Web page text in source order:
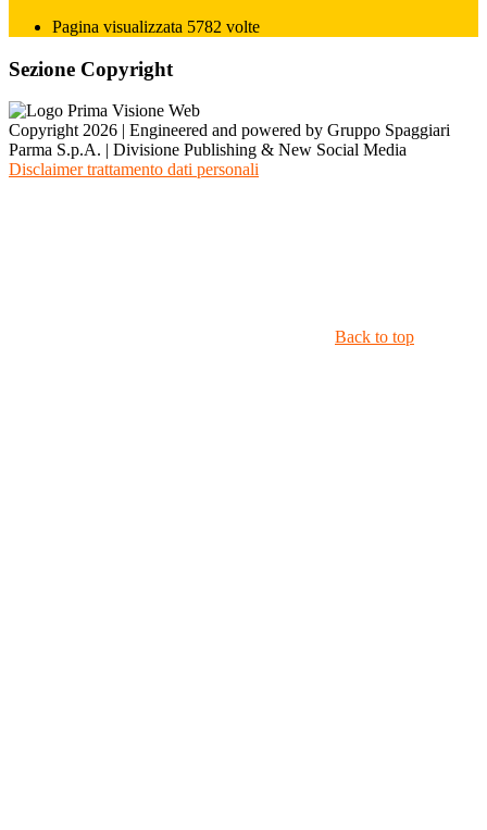
Pagina visualizzata 5782 volte
Sezione Copyright
Copyright 2026 | Engineered and powered by Gruppo Spaggiari
Parma S.p.A. | Divisione Publishing & New Social Media
Disclaimer trattamento dati personali
Back to top